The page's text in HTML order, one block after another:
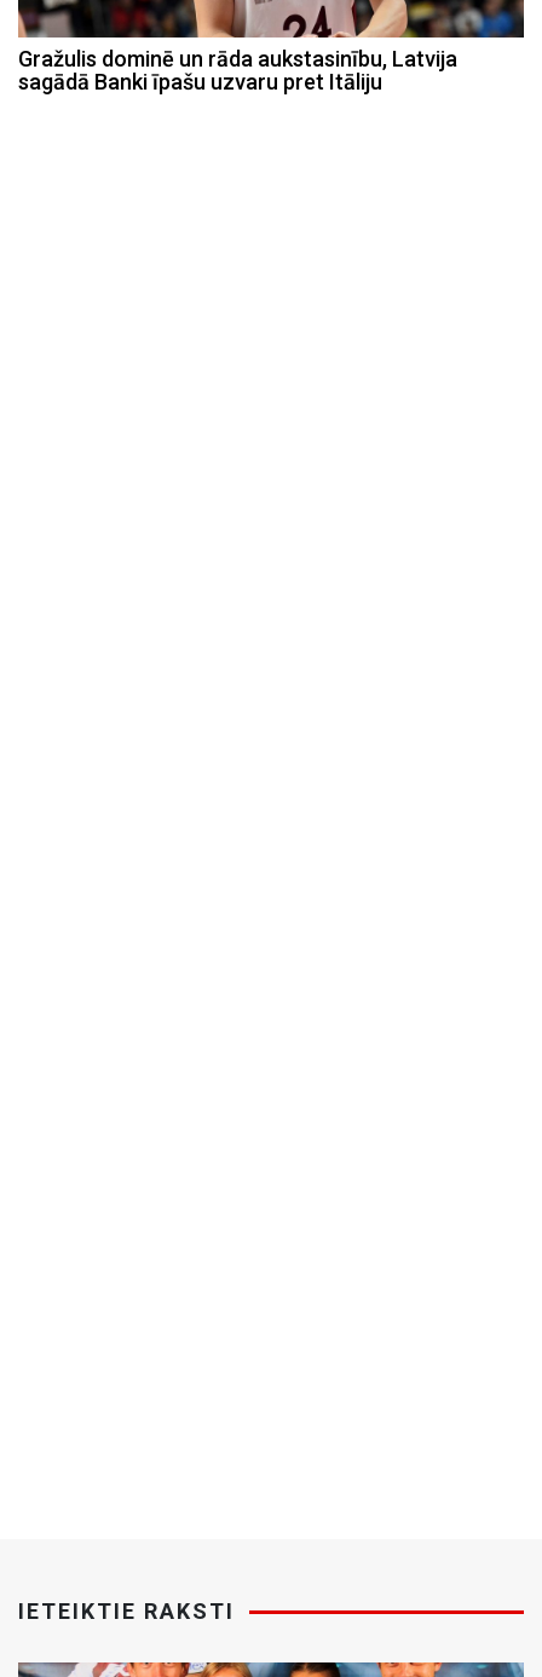
Gražulis dominē un rāda aukstasinību, Latvija
sagādā Banki īpašu uzvaru pret Itāliju
IETEIKTIE RAKSTI